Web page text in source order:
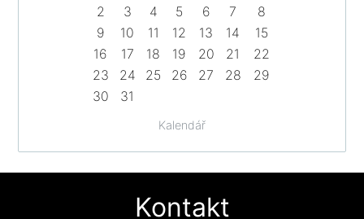
Kalendář
2
3 4 5 6 7
8
9
10 11 12 13 14
15
16
17 18 19 20 21
22
23
24 25 26 27 28
29
30
31
Kontakt